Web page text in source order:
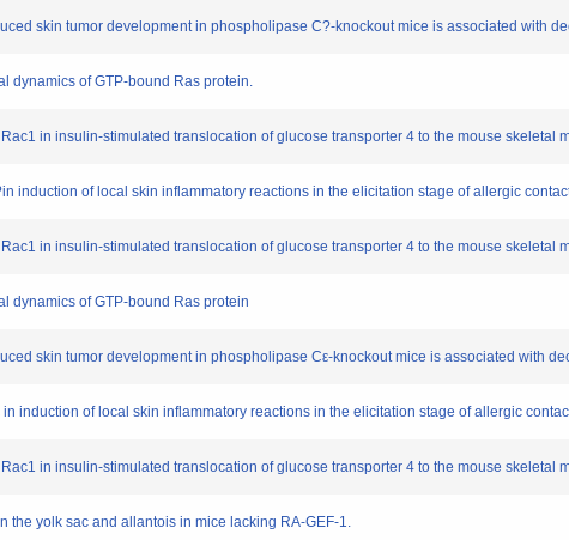
skin tumor development in phospholipase C?-knockout mice is associated with
dynamics of GTP-bound Ras protein.
in insulin-stimulated translocation of glucose transporter 4 to the mouse skeletal
induction of local skin inflammatory reactions in the elicitation stage of allergic
in insulin-stimulated translocation of glucose transporter 4 to the mouse skeletal
dynamics of GTP-bound Ras protein
skin tumor development in phospholipase Cε-knockout mice is associated with
induction of local skin inflammatory reactions in the elicitation stage of allergic
in insulin-stimulated translocation of glucose transporter 4 to the mouse skeletal
the yolk sac and allantois in mice lacking RA-GEF-1.